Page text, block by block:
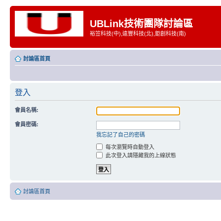
UBLink技術團隊討論區
裕笠科技(中),遠豐科技(北),鉅創科技(南)
討論區首頁
登入
會員名稱:
會員密碼:
我忘記了自己的密碼
每次瀏覽時自動登入
此次登入請隱藏我的上線狀態
討論區首頁